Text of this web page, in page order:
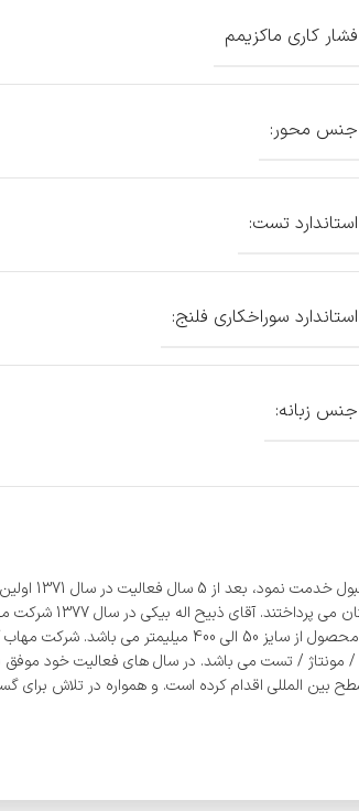
فشار کاری ماکزیمم
جنس محور:
استاندارد تست:
استاندارد سوراخکاری فلنج:
جنس زبانه:
مدیریت شرکت
ایشان خواستار انتقال
صنعتی چدنی شروع به فعالیت نمود. و در سال های متوالی موفق به گسترش تولیدات
/ تست می باشد. در سال های فعالیت خود موفق به
المللی اقدام کرده است. و همواره در تلاش برای